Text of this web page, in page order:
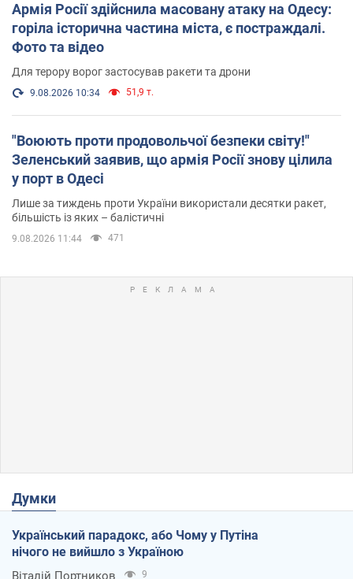
Армія Росії здійснила масовану атаку на Одесу:
горіла історична частина міста, є постраждалі.
Фото та відео
Для терору ворог застосував ракети та дрони
9.08.2026 10:34 51,9 т.
"Воюють проти продовольчої безпеки світу!"
Зеленський заявив, що армія Росії знову цілила
у порт в Одесі
Лише за тиждень проти України використали десятки ракет,
більшість із яких – балістичні
9.08.2026 11:44 471
Думки
Український парадокс, або Чому у Путіна
нічого не вийшло з Україною
9